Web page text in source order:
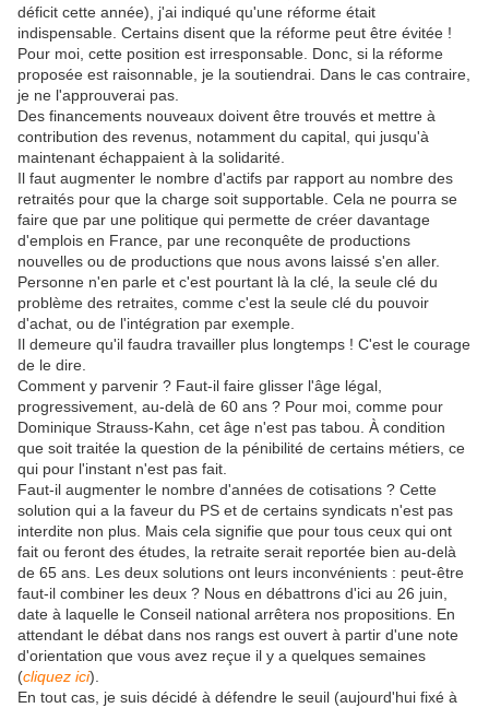
déficit cette année), j'ai indiqué qu'une réforme était
indispensable. Certains disent que la réforme peut être évitée !
Pour moi, cette position est irresponsable. Donc, si la réforme
proposée est raisonnable, je la soutiendrai. Dans le cas contraire,
je ne l'approuverai pas.
Des financements nouveaux doivent être trouvés et mettre à
contribution des revenus, notamment du capital, qui jusqu'à
maintenant échappaient à la solidarité.
Il faut augmenter le nombre d'actifs par rapport au nombre des
retraités pour que la charge soit supportable. Cela ne pourra se
faire que par une politique qui permette de créer davantage
d'emplois en France, par une reconquête de productions
nouvelles ou de productions que nous avons laissé s'en aller.
Personne n'en parle et c'est pourtant là la clé, la seule clé du
problème des retraites, comme c'est la seule clé du pouvoir
d'achat, ou de l'intégration par exemple.
Il demeure qu'il faudra travailler plus longtemps ! C'est le courage
de le dire.
Comment y parvenir ? Faut-il faire glisser l'âge légal,
progressivement, au-delà de 60 ans ? Pour moi, comme pour
Dominique Strauss-Kahn, cet âge n'est pas tabou. À condition
que soit traitée la question de la pénibilité de certains métiers, ce
qui pour l'instant n'est pas fait.
Faut-il augmenter le nombre d'années de cotisations ? Cette
solution qui a la faveur du PS et de certains syndicats n'est pas
interdite non plus. Mais cela signifie que pour tous ceux qui ont
fait ou feront des études, la retraite serait reportée bien au-delà
de 65 ans. Les deux solutions ont leurs inconvénients : peut-être
faut-il combiner les deux ? Nous en débattrons d'ici au 26 juin,
date à laquelle le Conseil national arrêtera nos propositions. En
attendant le débat dans nos rangs est ouvert à partir d'une note
d'orientation que vous avez reçue il y a quelques semaines
(cliquez ici).
En tout cas, je suis décidé à défendre le seuil (aujourd'hui fixé à